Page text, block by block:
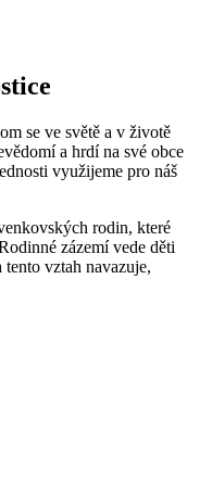
se ve světě a v životě
a hrdí na své obce
využijeme pro náš
rodin, které
zázemí vede děti
vztah navazuje,